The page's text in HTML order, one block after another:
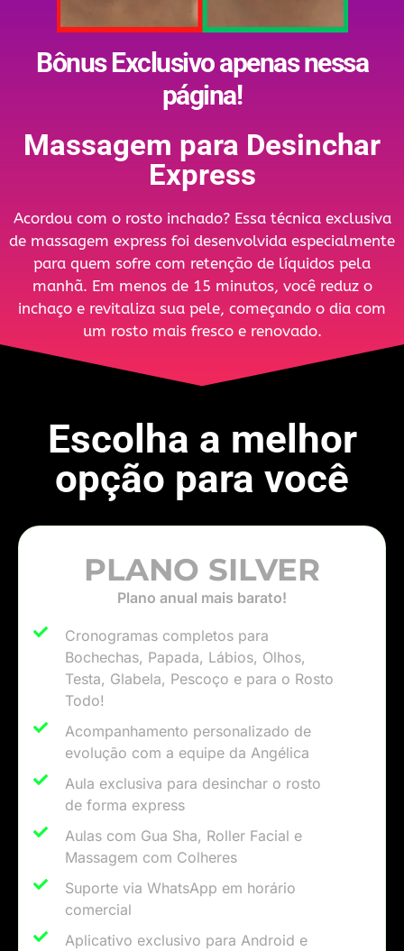
Bônus Exclusivo apenas nessa
página!
Massagem para Desinchar
Express
Acordou com o rosto inchado? Essa técnica exclusiva
de massagem express foi desenvolvida especialmente
para quem sofre com retenção de líquidos pela
manhã. Em menos de 15 minutos, você reduz o
inchaço e revitaliza sua pele, começando o dia com
um rosto mais fresco e renovado.
Escolha a melhor
opção para você
PLANO SILVER
Plano anual mais barato!​
Cronogramas completos para
Bochechas, Papada, Lábios, Olhos,
Testa, Glabela, Pescoço e para o Rosto
Todo!
Acompanhamento personalizado de
evolução com a equipe da Angélica​
Aula exclusiva para desinchar o rosto
de forma express​
Aulas com Gua Sha, Roller Facial e
Massagem com Colheres​
Suporte via WhatsApp em horário
comercial​
Aplicativo exclusivo para Android e